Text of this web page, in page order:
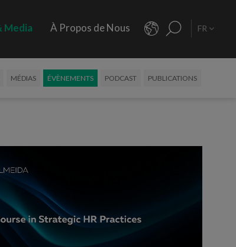
Media À Propos de Nous FR
MÉDIAS ÉVÈNEMENTS PODCAST PUBLICATIONS